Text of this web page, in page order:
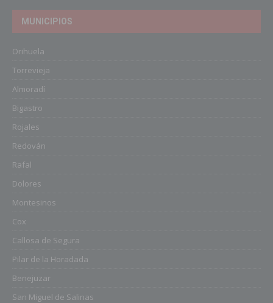
MUNICIPIOS
Orihuela
Torrevieja
Almoradí
Bigastro
Rojales
Redován
Rafal
Dolores
Montesinos
Cox
Callosa de Segura
Pilar de la Horadada
Benejuzar
San Miguel de Salinas